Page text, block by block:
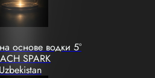
основе водки 5°
SPARK
Uzbekistan